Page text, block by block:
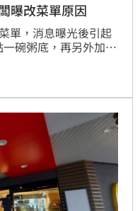
曝改菜單原因
單，消息曝光後引起
碗粥底，再另外加想
肚粥變相飆到300元
菜單原因了。